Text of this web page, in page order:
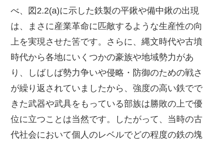
べ、図2.2(a)に示した鉄製の平鍬や備中鍬の出現
は、まさに産業革命に匹敵するような生産性の向
上を実現させた筈です。さらに、縄文時代や古墳
時代から各地にいくつかの豪族や地域勢力があ
り、しばしば勢力争いや侵略・防御のための戦さ
が繰り返されていましたから、強度の高い鉄でで
きた武器や武具をもっている部族は勝敗の上で優
位に立つことは当然です。したがって、当時の古
代社会において個人のレベルでどの程度の鉄の塊